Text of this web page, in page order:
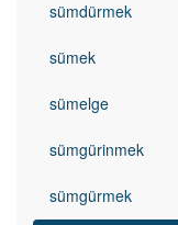
sümdürmek
sümek
sümelge
sümgürinmek
sümgürmek